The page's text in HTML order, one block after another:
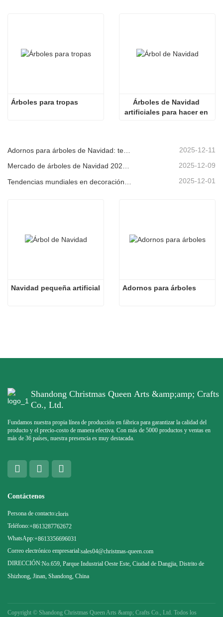
Árboles para tropas
Árboles de Navidad
artificiales para hacer en
2025-12-11
Mercado de árboles de Navidad 2025: Tendencias, tecnologías y guía de compras para compradores B2B 2025-12-09
2025-12-01
Navidad pequeña artificial Adornos para árboles
Shandong Christmas Queen Arts &amp;amp; Crafts
Co., Ltd.
Fundamos nuestra propia línea de producción en fábrica para garantizar la calidad del
producto y el precio-costo de manera efectiva. Con más de 5000 productos y ventas en
más de 36 países, nuestra presencia es muy destacada.
Contáctenos
Persona de contacto:cloris
Teléfono:+8613287762672
WhatsApp:+8613356696031
Correo electrónico empresarial:sales04@christmas-queen.com
DIRECCIÓN:No.659, Parque Industrial Oeste Este, Ciudad de Dangjia, Distrito de
Shizhong, Jinan, Shandong, China
Copyright © Shandong Christmas Queen Arts &amp; Crafts Co., Ltd. Todos los